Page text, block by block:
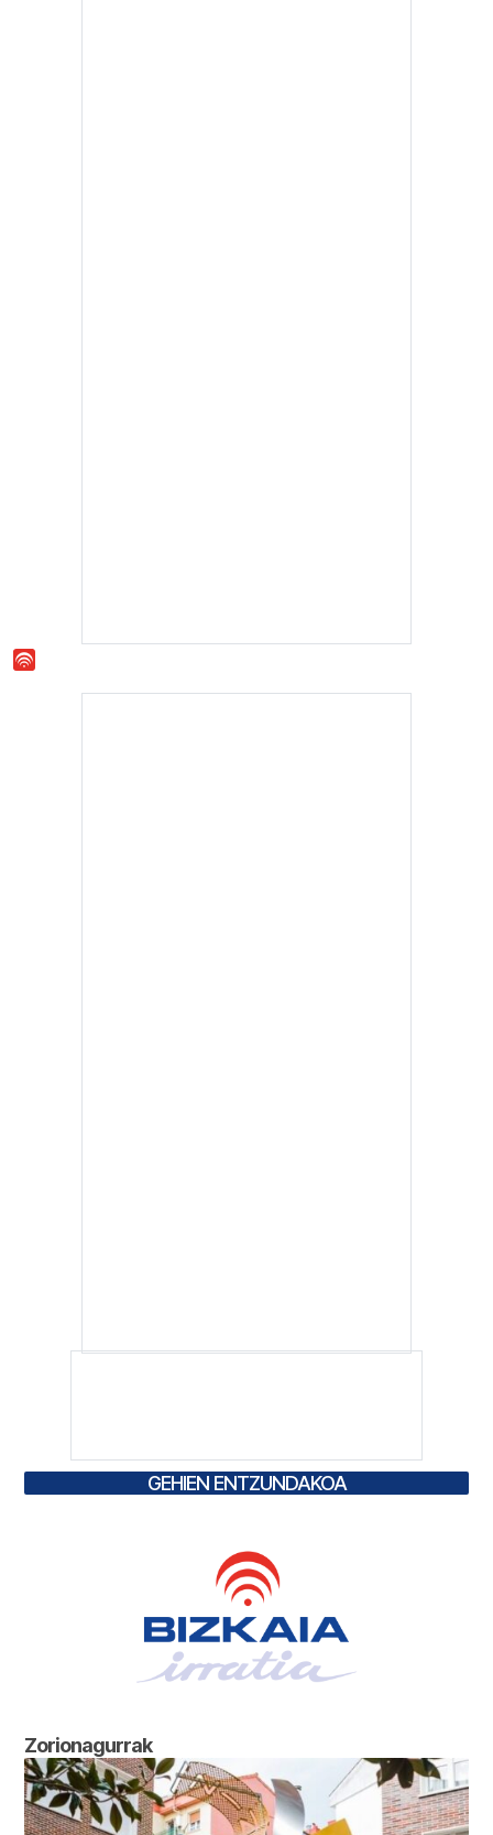
GEHIEN ENTZUNDAKOA
Zorionagurrak